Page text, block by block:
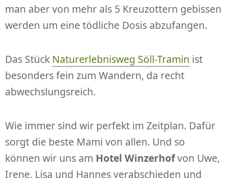
man aber von mehr als 5 Kreuzottern gebissen
werden um eine tödliche Dosis abzufangen.
Das Stück Naturerlebnisweg Söll-Tramin ist
besonders fein zum Wandern, da recht
abwechslungsreich.
Wie immer sind wir perfekt im Zeitplan. Dafür
sorgt die beste Mami von allen. Und so
können wir uns am Hotel Winzerhofvon Uwe,
Irene, Lisa und Hannes verabschieden und